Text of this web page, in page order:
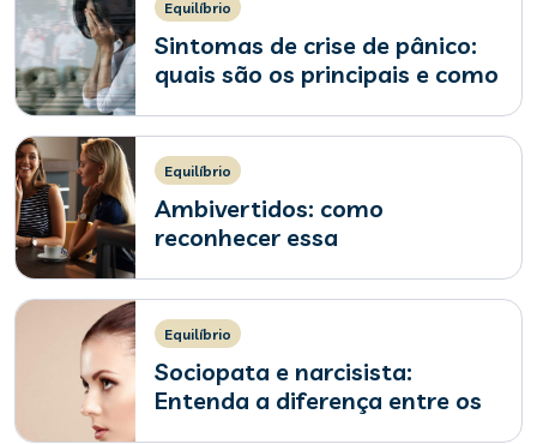
Equilíbrio
Sintomas de crise de pânico:
quais são os principais e como
Equilíbrio
Ambivertidos: como
reconhecer essa
Equilíbrio
Sociopata e narcisista:
Entenda a diferença entre os